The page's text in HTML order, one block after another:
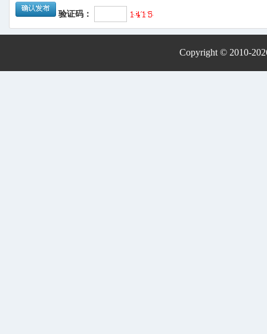
验证码：
Copyright © 2010-